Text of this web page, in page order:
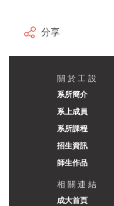
分享
關於工設
系所簡介
系上成員
系所課程
招生資訊
師生作品
相關連結
成大首頁